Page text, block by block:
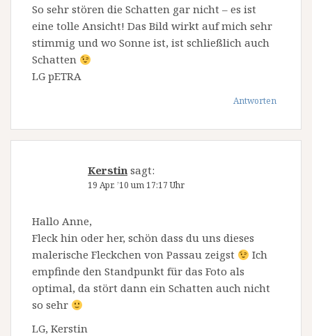
So sehr stören die Schatten gar nicht – es ist
eine tolle Ansicht! Das Bild wirkt auf mich sehr
stimmig und wo Sonne ist, ist schließlich auch
Schatten
LG pETRA
Antworten
Kerstin sagt:
19 Apr. ’10 um 17:17 Uhr
Hallo Anne,
Fleck hin oder her, schön dass du uns dieses
malerische Fleckchen von Passau zeigst
Ich
empfinde den Standpunkt für das Foto als
optimal, da stört dann ein Schatten auch nicht
so sehr
LG, Kerstin